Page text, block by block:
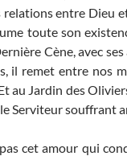
relations entre Dieu
toute son
Cène, avec
il remet entre nos
au Jardin des
le Serviteur souffrant
cet amour qui